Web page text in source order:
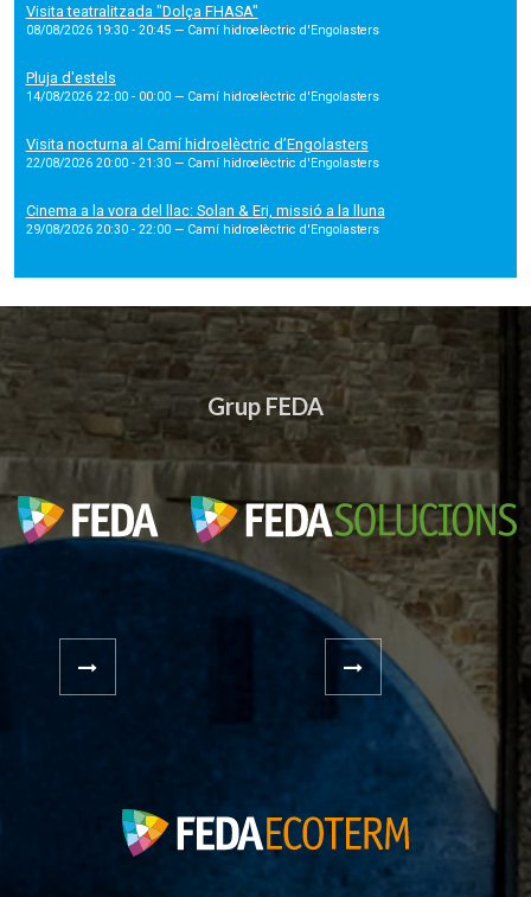
Visita teatralitzada "Dolça FHASA"
08/08/2026 19:30 - 20:45 — Camí hidroelèctric d'Engolasters
Pluja d'estels
14/08/2026 22:00 - 00:00 — Camí hidroelèctric d'Engolasters
Visita nocturna al Camí hidroelèctric d’Engolasters
22/08/2026 20:00 - 21:30 — Camí hidroelèctric d'Engolasters
Cinema a la vora del llac: Solan & Eri, missió a la lluna
29/08/2026 20:30 - 22:00 — Camí hidroelèctric d'Engolasters
Grup FEDA